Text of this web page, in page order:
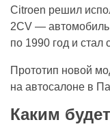
Citroen решил
2CV —
по 1990 год и стал
Прототип новой
на автосалоне в
Каким